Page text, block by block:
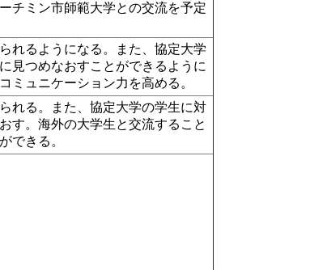
チミン市師範大学との交流を予定
れるようになる。また、協定大学
見つめなおすことができるように
ミュニケーション力を高める。
れる。また、協定大学の学生に対
す。海外の大学生と交流すること
できる。